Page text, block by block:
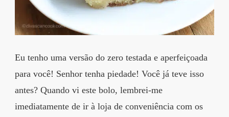
Eu tenho uma versão do zero testada e aperfeiçoada
para você! Senhor tenha piedade! Você já teve isso
antes? Quando vi este bolo, lembrei-me
imediatamente de ir à loja de conveniência com os